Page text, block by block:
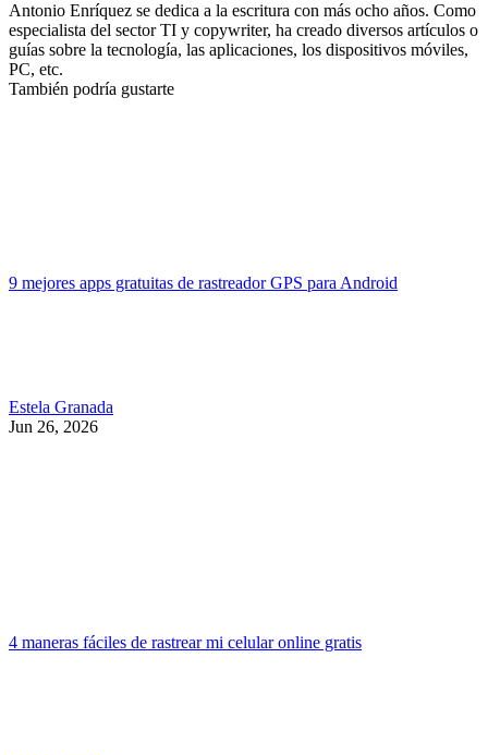
Antonio Enríquez se dedica a la escritura con más ocho años. Como
especialista del sector TI y copywriter, ha creado diversos artículos o
guías sobre la tecnología, las aplicaciones, los dispositivos móviles,
PC, etc.
También podría gustarte
9 mejores apps gratuitas de rastreador GPS para Android
Estela Granada
Jun 26, 2026
4 maneras fáciles de rastrear mi celular online gratis